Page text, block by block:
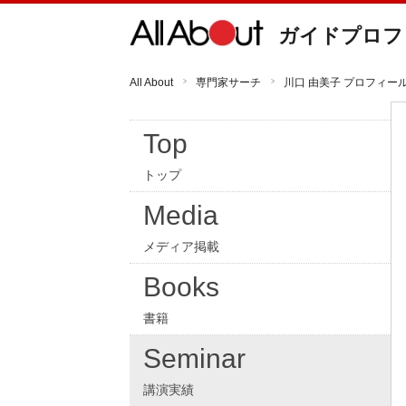
ガイドプロ
All About 専門家サーチ 川口 由美子 プロフィー
Top
トップ
Media
メディア掲載
Books
書籍
Seminar
講演実績